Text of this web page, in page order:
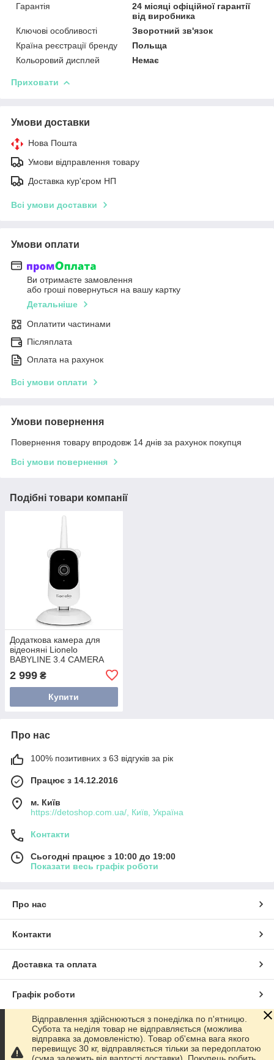
Гарантія
24 місяці офіційної гарантії
від виробника
Ключові особливості
Зворотний зв'язок
Країна реєстрації бренду
Польща
Кольоровий дисплей
Немає
Приховати
Умови доставки
Нова Пошта
Умови відправлення товару
Доставка кур'єром НП
Всі умови доставки
Умови оплати
Ви отримаєте замовлення
або гроші повернуться на вашу картку
Детальніше
Оплатити частинами
Післяплата
Оплата на рахунок
Всі умови оплати
Умови повернення
Повернення товару впродовж 14 днів за рахунок покупця
Всі умови повернення
Подібні товари компанії
Додаткова камера для
відеоняні Lionelo
BABYLINE 3.4 CAMERA
2 999 ₴
Купити
Про нас
100% позитивних з 63 відгуків за рік
Працює з 14.12.2016
м. Київ
https://detoshop.com.ua/, Київ, Україна
Контакти
Сьогодні працює з 10:00 до 19:00
Показати весь графік роботи
Про нас
Контакти
Доставка та оплата
Графік роботи
Повна версія сайту
Сайт створено на маркетплейсіProm.ua
Відправлення здійснюються з понеділка по п'ятницю.
Субота та неділя товар не відправляється (можлива
відправка за домовленістю). Товар об'ємна вага якого
перевищує 30 кг, відправляється тільки за передоплатою